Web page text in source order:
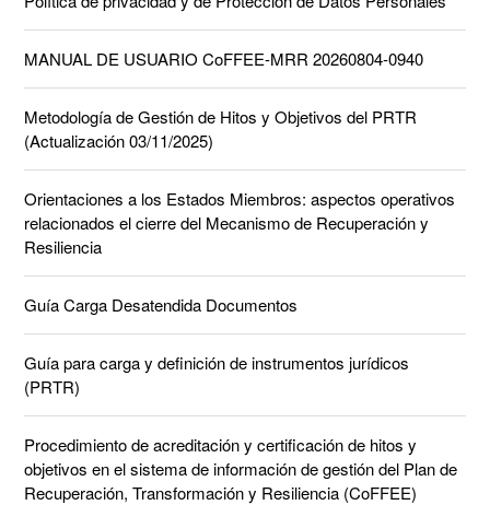
MANUAL DE USUARIO CoFFEE-MRR 20260804-0940
Metodología de Gestión de Hitos y Objetivos del PRTR
(Actualización 03/11/2025)
Orientaciones a los Estados Miembros: aspectos operativos
relacionados el cierre del Mecanismo de Recuperación y
Resiliencia
Guía Carga Desatendida Documentos
Guía para carga y definición de instrumentos jurídicos
(PRTR)
Procedimiento de acreditación y certificación de hitos y
objetivos en el sistema de información de gestión del Plan de
Recuperación, Transformación y Resiliencia (CoFFEE)